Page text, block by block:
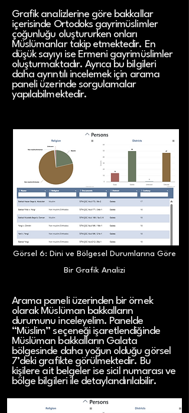
Grafik analizlerine göre bakkallar
içerisinde Ortodoks gayrimüslimler
çoğunluğu oluştururken onları
Müslümanlar takip etmektedir. En
düşük sayıyı ise Ermeni gayrimüslimler
oluşturmaktadır. Ayrıca bu bilgileri
daha ayrıntılı incelemek için arama
paneli üzerinde sorgulamalar
yapılabilmektedir.
Görsel 6: Dini ve Bölgesel Durumlarına Göre
Bir Grafik Analizi
Arama paneli üzerinden bir örnek
olarak Müslüman bakkalların
durumunu inceleyelim. Panelde
“Müslim” seçeneği işaretlendiğinde
Müslüman bakkalların Galata
bölgesinde daha yoğun olduğu görsel
7’deki grafikte görülmektedir. Bu
kişilere ait belgeler ise sicil numarası ve
bölge bilgileri ile detaylandırılabilir.